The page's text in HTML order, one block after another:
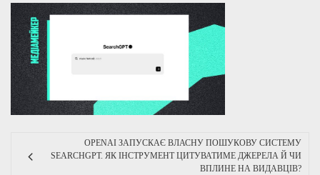
OPENAI ЗАПУСКАЄ ВЛАСНУ ПОШУКОВУ СИСТЕМУ
SEARCHGPT. ЯК ІНСТРУМЕНТ ЦИТУВАТИМЕ ДЖЕРЕЛА Й ЧИ
ВПЛИНЕ НА ВИДАВЦІВ?